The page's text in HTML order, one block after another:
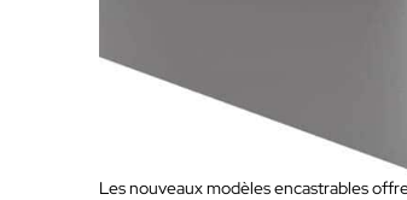
Les nouveaux modèles encastrables